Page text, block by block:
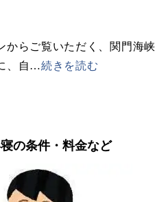
からご覧いただく、関門海
、自…続きを読む
の条件・料金など